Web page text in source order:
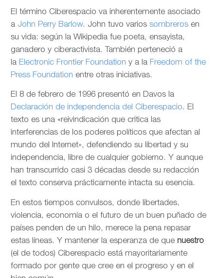
El término Ciberespacio va inherentemente asociado
a John Perry Barlow. John tuvo variossombreros en
su vida: según la Wikipedia fue poeta, ensayista,
ganadero y ciberactivista. También perteneció a
la Electronic Frontier Foundation y a la Freedom of the
Press Foundation entre otras iniciativas.
El 8 de febrero de 1996 presentó en Davos la
Declaración de independencia del Ciberespacio. El
texto es una «reivindicación que critica las
interferencias de los poderes políticos que afectan al
mundo del Internet», defendiendo su libertad y su
independencia, libre de cualquier gobierno. Y aunque
han transcurrido casi 3 décadas desde su redacción
el texto conserva prácticamente intacta su esencia.
En estos tiempos convulsos, donde libertades,
violencia, economía o el futuro de un buen puñado de
países penden de un hilo, merece la pena repasar
estas líneas. Y mantener la esperanza de que nuestro
(el de todos) Ciberespacio está mayoritariamente
formado por gente que cree en el progreso y en el